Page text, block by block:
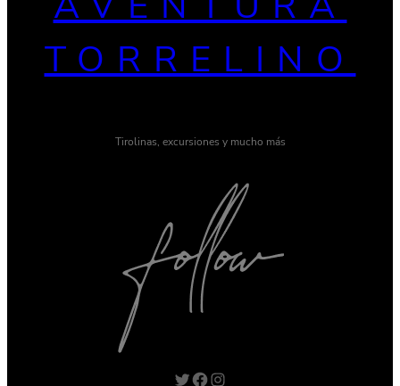
TORRELINO
Tirolinas, excursiones y mucho más
Twitter Facebook Instagram